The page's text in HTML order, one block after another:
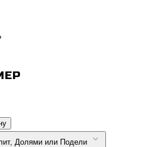
4 × 497 ₽ в Сплит, Долями или Подели